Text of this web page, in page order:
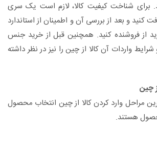
برای شناخت کیفیت کالا، لازم است یک سری
کنید و بعد از بررسی آن و اطمینان از استاندارد
از فروشنده کنید. همچنین قبل از خرید جنس
واردات آن کالا از چین را نیز در نظر داشته
چین
مراحل وارد کردن کالا از چین انتخاب محصول
هستند.